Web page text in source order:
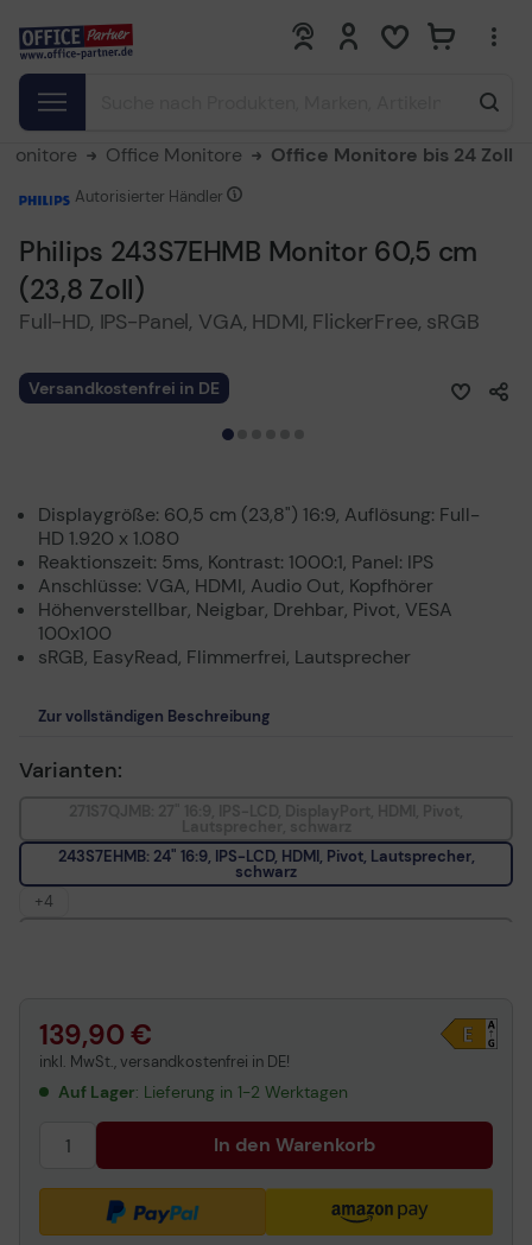
0 0
Monitore Office Monitore Office Monitore bis 24 Zoll
Philips 243S7EHMB Monitor 60,5 cm
(23,8 Zoll)
Full-HD, IPS-Panel, VGA, HDMI, FlickerFree, sRGB
Autorisierter Händler
Versandkostenfrei in DE
Displaygröße: 60,5 cm (23,8") 16:9, Auflösung: Full-
HD 1.920 x 1.080
Reaktionszeit: 5ms, Kontrast: 1000:1, Panel: IPS
Anschlüsse: VGA, HDMI, Audio Out, Kopfhörer
Höhenverstellbar, Neigbar, Drehbar, Pivot, VESA
100x100
sRGB, EasyRead, Flimmerfrei, Lautsprecher
Zur vollständigen Beschreibung
Varianten:
243S7EHMB: 24" 16:9, IPS-LCD, HDMI, Pivot, Lautsprecher,
schwarz
+4
223S7EYMB: 22" 16:9, IPS-LCD, DisplayPort, Pivot, Lautsprecher,
243S7EJMB: 24" 16:9, IPS-LCD, DisplayPort, HDMI, Pivot,
Lautsprecher, schwarz
139,90 €
inkl. MwSt., versandkostenfrei in DE!
Auf Lager: Lieferung in 1-2 Werktagen
In den Warenkorb